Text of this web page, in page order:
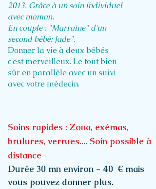
2013. Grâce à un soin individuel
avec maman.
En couple : "Marraine" d'un
second bébé: Jade".
Donner la vie à deux bébés
c'est merveilleux. ​​​Le tout bien
sûr en parallèle avec un suivi
avec votre médecin.
Soins rapides : Zona, exémas,
brulures, verrues.... Soin possible à
distance
Durée 30 mn environ - 40 € mais
vous pouvez donner plus.